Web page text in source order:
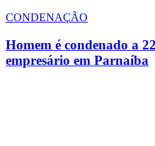
CONDENAÇÃO
Homem é condenado a
empresário em Parnaíba